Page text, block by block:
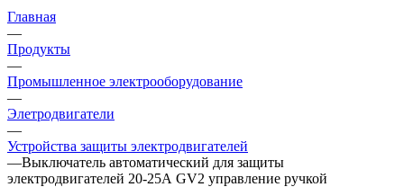
Главная
—
Продукты
—
Промышленное электрооборудование
—
Элетродвигатели
—
Устройства защиты электродвигателей
—Выключатель автоматический для защиты
электродвигателей 20-25А GV2 управление ручкой